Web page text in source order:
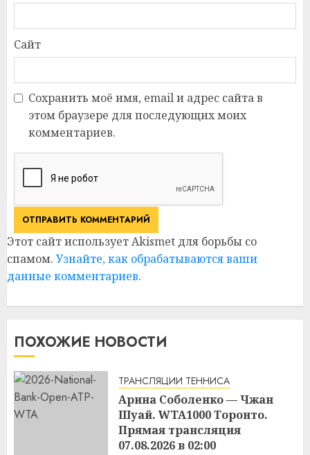
Сайт
Сохранить моё имя, email и адрес сайта в
этом браузере для последующих моих
комментариев.
Этот сайт использует Akismet для борьбы со
спамом. Узнайте, как обрабатываются ваши
данные комментариев.
ПОХОЖИЕ НОВОСТИ
ТРАНСЛЯЦИИ ТЕННИСА
Арина Соболенко — Чжан
Шуай. WTA1000 Торонто.
Прямая трансляция
07.08.2026 в 02:00